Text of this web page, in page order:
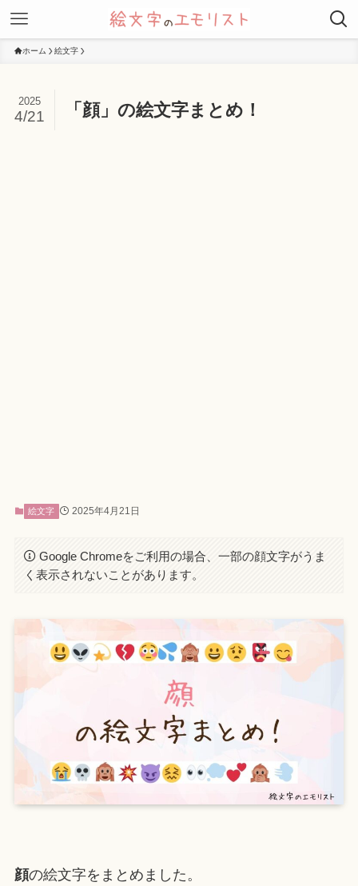
ホーム 絵文字
「顔」の絵文字まとめ！
2025
4/21
絵文字 2025年4月21日
Google Chromeをご利用の場合、一部の顔文字がうま
く表示されないことがあります。
顔の絵文字をまとめました。